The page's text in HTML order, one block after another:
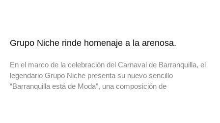
Grupo Niche rinde homenaje a la arenosa.
En el marco de la celebración del Carnaval de Barranquilla, el
legendario Grupo Niche presenta su nuevo sencillo
“Barranquilla está de Moda”, una composición de